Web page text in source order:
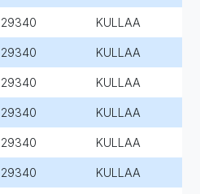
29340 KULLAA
29340 KULLAA
29340 KULLAA
29340 KULLAA
29340 KULLAA
29340 KULLAA